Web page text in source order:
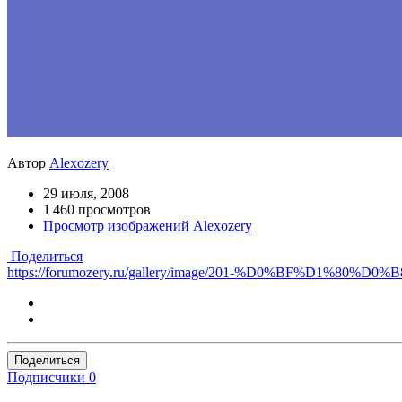
Автор Alexozery
29 июля, 2008
1 460 просмотров
Просмотр изображений Alexozery
Поделиться
https://forumozery.ru/gallery/image/201-
Поделиться
Подписчики 0